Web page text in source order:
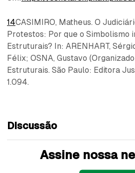
14CASIMIRO, Matheus. O
Protestos: Por que o Simbolismo
Estruturais? In: ARENHART,
Félix; OSNA, Gustavo
Estruturais. São Paulo: Editora
1.094.
Discussão
Assine nossa